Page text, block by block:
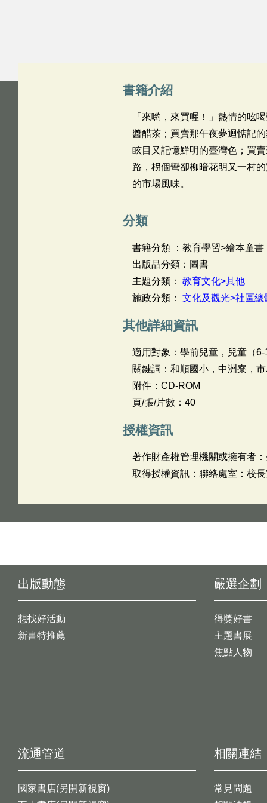
書籍介紹
「來喲，來買喔！」熱情的吆
醬醋茶；買賣那午夜夢迴惦記
眩目又記憶鮮明的臺灣色；買
路，枴個彎卻柳暗花明又一村
的市場風味。
分類
書籍分類 ：教育學習>繪本童書
出版品分類：圖書
主題分類： 教育文化>其他
施政分類： 文化及觀光>社區
其他詳細資訊
適用對象：學前兒童，兒童（6-
關鍵詞：和順國小，中洲寮，
附件：CD-ROM
頁/張/片數：40
授權資訊
著作財產權管理機關或擁有者
取得授權資訊：聯絡處室：校
出版動態
想找好活動
新書特推薦
嚴選企劃
得獎好書
主題書展
焦點人物
流通管道
國家書店(另開新視窗)
相關連結
常見問題